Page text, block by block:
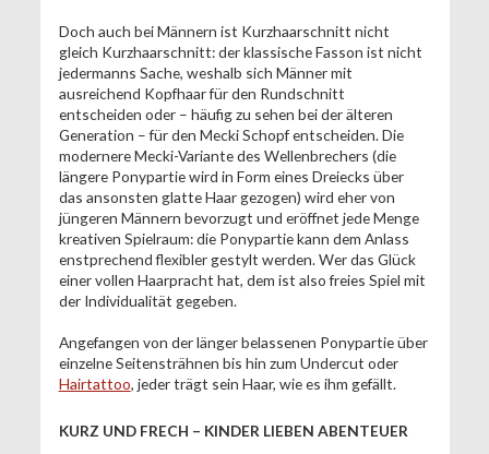
Doch auch bei Männern ist Kurzhaarschnitt nicht
gleich Kurzhaarschnitt: der klassische Fasson ist nicht
jedermanns Sache, weshalb sich Männer mit
ausreichend Kopfhaar für den Rundschnitt
entscheiden oder – häufig zu sehen bei der älteren
Generation – für den Mecki Schopf entscheiden. Die
modernere Mecki-Variante des Wellenbrechers (die
längere Ponypartie wird in Form eines Dreiecks über
das ansonsten glatte Haar gezogen) wird eher von
jüngeren Männern bevorzugt und eröffnet jede Menge
kreativen Spielraum: die Ponypartie kann dem Anlass
enstprechend flexibler gestylt werden. Wer das Glück
einer vollen Haarpracht hat, dem ist also freies Spiel mit
der Individualität gegeben.
Angefangen von der länger belassenen Ponypartie über
einzelne Seitensträhnen bis hin zum Undercut oder
Hairtattoo, jeder trägt sein Haar, wie es ihm gefällt.
KURZ UND FRECH – KINDER LIEBEN ABENTEUER